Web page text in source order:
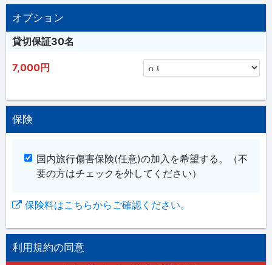
オプション
貸切保証30名
7,000円
保険
国内旅行傷害保険(任意)の加入を希望する。
（不
要の方はチェックを外してください）
保険料はこちらからご確認ください。
利用規約の同意